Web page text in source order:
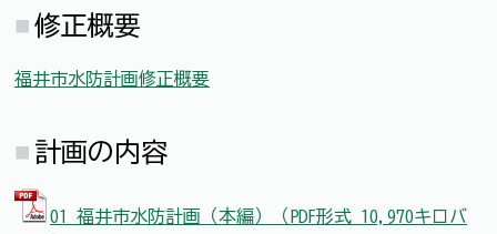
修正概要
福井市水防計画修正概要
計画の内容
01 福井市水防計画（本編）（PDF形式 10,970キロバ